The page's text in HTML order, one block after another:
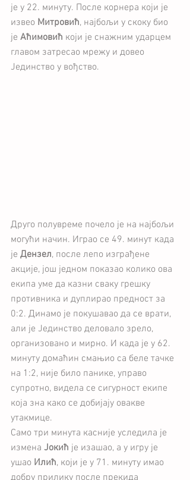
је у 22. минуту. После корнера који је
извео Митровић, најбољи у скоку био
је Аћимовић који је снажним ударцем
главом затресао мрежу и довео
Јединство у вођство.
Друго полувреме почело је на најбољи
могући начин. Играо се 49. минут када
је Дензел, после лепо изграђене
акције, још једном показао колико ова
екипа уме да казни сваку грешку
противника и дуплирао предност за
0:2. Динамо је покушавао да се врати,
али је Јединство деловало зрело,
организовано и мирно. И када је у 62.
минуту домаћин смањио са беле тачке
на 1:2, није било панике, управо
супротно, видела се сигурност екипе
која зна како се добијају овакве
утакмице.
Само три минута касније уследила је
измена Јокић је изашао, а у игру је
ушао Илић, који је у 71. минуту имао
добру прилику после прекида